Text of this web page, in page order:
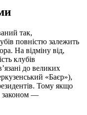
так,
повністю залежить
На відміну від,
клубів
до великих
«Баєр»),
Тому якщо
законом —